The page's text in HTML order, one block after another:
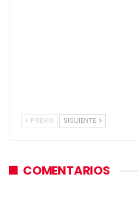
PREVIO SIGUIENTE
COMENTARIOS